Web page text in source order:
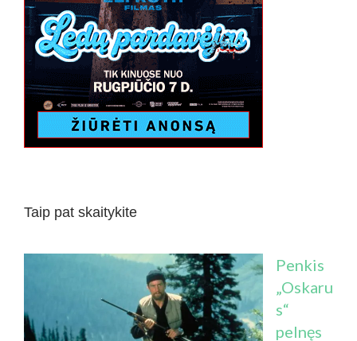
Taip pat skaitykite
Penkis
„Oskaru
s“
pelnęs